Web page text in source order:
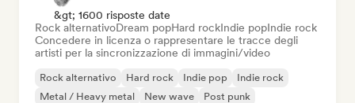
&gt; 1600 risposte date
Rock alternativoDream popHard rockIndie popIndie rock
Concedere in licenza o rappresentare le tracce degli
artisti per la sincronizzazione di immagini/video
Rock alternativo Hard rock Indie pop
Indie rock
Metal / Heavy metal
New wave
Post punk